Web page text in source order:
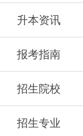
升本资讯
报考指南
招生院校
招生专业